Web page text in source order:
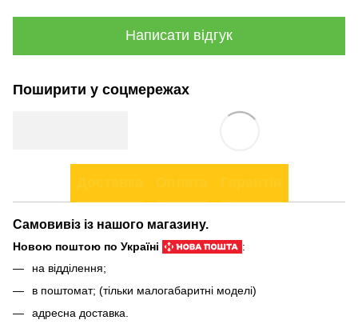
Написати відгук
Поширити у соцмережах
Самовивіз із нашого магазину.
Новою поштою по Україні
:
на відділення;
в поштомат; (тільки малогабаритні моделі)
адресна доставка.